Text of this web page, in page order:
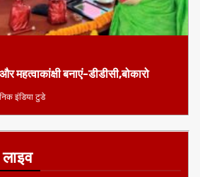
महत्वाकांक्षी बनाएं-डीडीसी,बोकारो
इंडिया टुडे